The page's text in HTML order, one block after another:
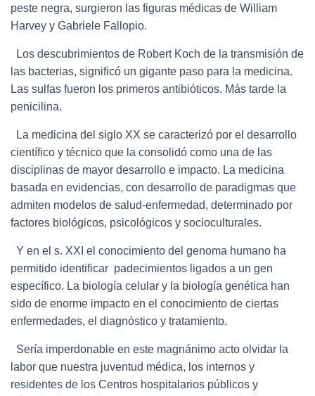
peste negra, surgieron las figuras médicas de William
Harvey y Gabriele Fallopio.
Los descubrimientos de Robert Koch de la transmisión de
las bacterias, significó un gigante paso para la medicina.
Las sulfas fueron los primeros antibióticos. Más tarde la
penicilina.
La medicina del siglo XX se caracterizó por el desarrollo
científico y técnico que la consolidó como una de las
disciplinas de mayor desarrollo e impacto. La medicina
basada en evidencias, con desarrollo de paradigmas que
admiten modelos de salud-enfermedad, determinado por
factores biológicos, psicológicos y socioculturales.
Y en el s. XXI el conocimiento del genoma humano ha
permitido identificar padecimientos ligados a un gen
específico. La biología celular y la biología genética han
sido de enorme impacto en el conocimiento de ciertas
enfermedades, el diagnóstico y tratamiento.
Sería imperdonable en este magnánimo acto olvidar la
labor que nuestra juventud médica, los internos y
residentes de los Centros hospitalarios públicos y